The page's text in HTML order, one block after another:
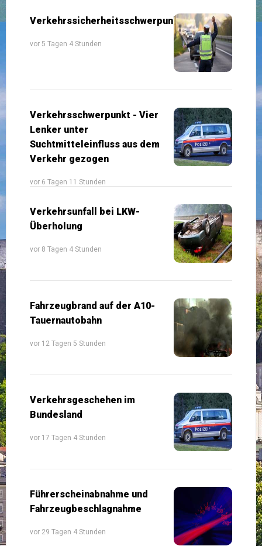
Verkehrssicherheitsschwerpunkte
vor 5 Tagen 4 Stunden
Verkehrsschwerpunkt - Vier
Lenker unter
Suchtmitteleinfluss aus dem
Verkehr gezogen
vor 6 Tagen 11 Stunden
Verkehrsunfall bei LKW-
Überholung
vor 8 Tagen 4 Stunden
Fahrzeugbrand auf der A10-
Tauernautobahn
vor 12 Tagen 5 Stunden
Verkehrsgeschehen im
Bundesland
vor 17 Tagen 4 Stunden
Führerscheinabnahme und
Fahrzeugbeschlagnahme
vor 29 Tagen 4 Stunden